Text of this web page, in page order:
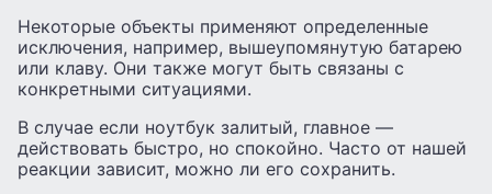
Некоторые объекты применяют определенные
исключения, например, вышеупомянутую батарею
или клаву. Они также могут быть связаны с
конкретными ситуациями.
В случае если ноутбук залитый, главное —
действовать быстро, но спокойно. Часто от нашей
реакции зависит, можно ли его сохранить.